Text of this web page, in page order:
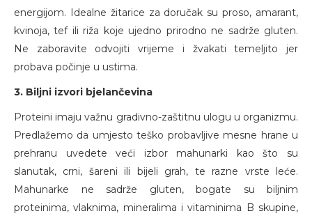
energijom. Idealne žitarice za doručak su proso, amarant,
kvinoja, tef ili riža koje ujedno prirodno ne sadrže gluten.
Ne zaboravite odvojiti vrijeme i žvakati temeljito jer
probava počinje u ustima.
3. Biljni izvori bjelančevina
Proteini imaju važnu gradivno-zaštitnu ulogu u organizmu.
Predlažemo da umjesto teško probavljive mesne hrane u
prehranu uvedete veći izbor mahunarki kao što su
slanutak, crni, šareni ili bijeli grah, te razne vrste leće.
Mahunarke ne sadrže gluten, bogate su biljnim
proteinima, vlaknima, mineralima i vitaminima B skupine,